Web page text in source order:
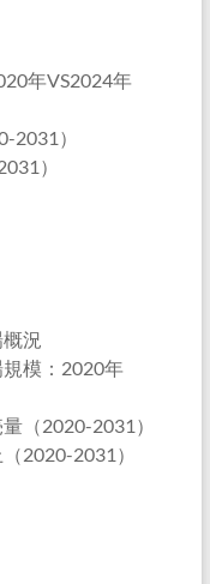
年VS2024年
2031）
）
況
模：2020年
（2020-2031）
2020-2031）